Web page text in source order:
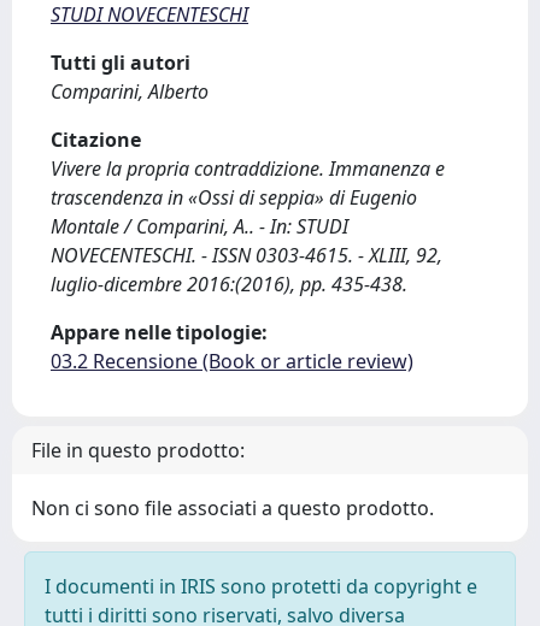
STUDI NOVECENTESCHI
Tutti gli autori
Comparini, Alberto
Citazione
Vivere la propria contraddizione. Immanenza e
trascendenza in «Ossi di seppia» di Eugenio
Montale / Comparini, A.. - In: STUDI
NOVECENTESCHI. - ISSN 0303-4615. - XLIII, 92,
luglio-dicembre 2016:(2016), pp. 435-438.
Appare nelle tipologie:
03.2 Recensione (Book or article review)
File in questo prodotto:
Non ci sono file associati a questo prodotto.
I documenti in IRIS sono protetti da copyright e
tutti i diritti sono riservati, salvo diversa